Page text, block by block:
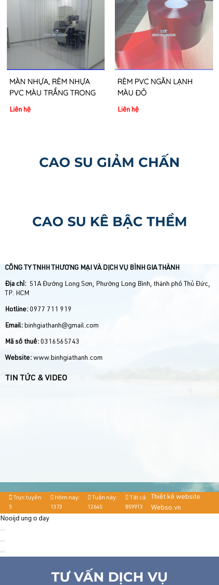
MÀN NHỰA, RÈM NHỰA
PVC MÀU TRẮNG TRONG
Liên hệ
RÈM PVC NGĂN LẠNH
MÀU ĐỎ
Liên hệ
CAO SU GIẢM CHẤN
CAO SU KÊ BẬC THỀM
CÔNG TY TNHH THƯƠNG MẠI VÀ DỊCH VỤ BÌNH GIA THÀNH
Địa chỉ: 51A Đường Long Sơn, Phường Long Bình, thành phố Thủ Đức,
TP. HCM
Hotline: 0977 711 919
Email: binhgiathanh@gmail.com
Mã số thuế: 0316565743
Website: www.binhgiathanh.com
TIN TỨC & VIDEO
Trực tuyến:
5
Hôm nay:
1373
Tuần này:
12645
Tất cả:
859913
Thiết kế website
Webso.vn
Nooijd ung o day
TƯ VẤN DỊCH VỤ